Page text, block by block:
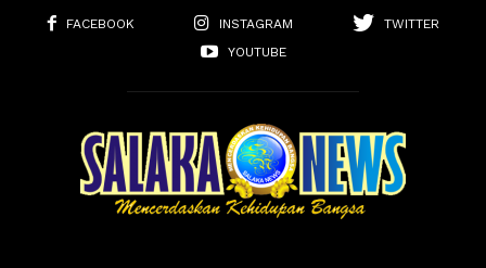
FACEBOOK INSTAGRAM
TWITTER
YOUTUBE